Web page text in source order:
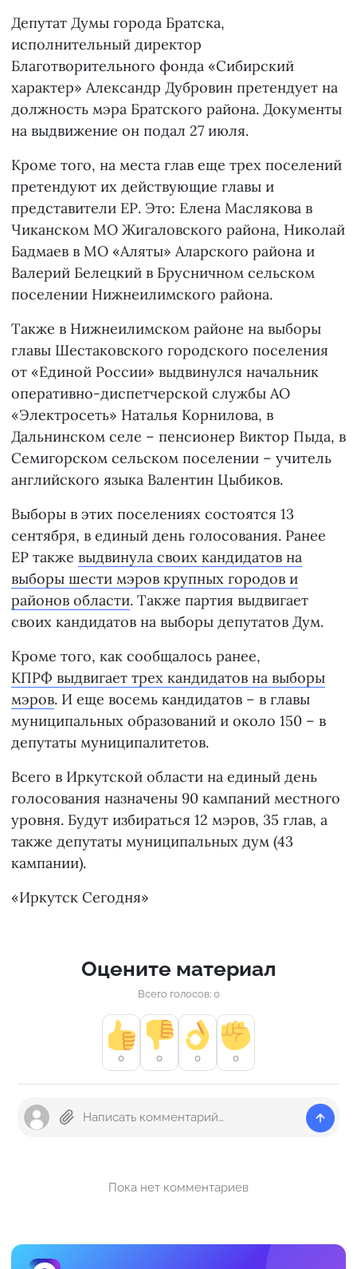
Депутат Думы города Братска,
исполнительный директор
Благотворительного фонда «Сибирский
характер» Александр Дубровин претендует на
должность мэра Братского района. Документы
на выдвижение он подал 27 июля.
Кроме того, на места глав еще трех поселений
претендуют их действующие главы и
представители ЕР. Это: Елена Маслякова в
Чиканском МО Жигаловского района, Николай
Бадмаев в МО «Аляты» Аларского района и
Валерий Белецкий в Брусничном сельском
поселении Нижнеилимского района.
Также в Нижнеилимском районе на выборы
главы Шестаковского городского поселения
от «Единой России» выдвинулся начальник
оперативно-диспетчерской службы АО
«Электросеть» Наталья Корнилова, в
Дальнинском селе – пенсионер Виктор Пыда, в
Семигорском сельском поселении – учитель
английского языка Валентин Цыбиков.
Выборы в этих поселениях состоятся 13
сентября, в единый день голосования. Ранее
ЕР также выдвинула своих кандидатов на
выборы шести мэров крупных городов и
районов области. Также партия выдвигает
своих кандидатов на выборы депутатов Дум.
Кроме того, как сообщалось ранее,
КПРФ выдвигает трех кандидатов на выборы
мэров. И еще восемь кандидатов – в главы
муниципальных образований и около 150 – в
депутаты муниципалитетов.
Всего в Иркутской области на единый день
голосования назначены 90 кампаний местного
уровня. Будут избираться 12 мэров, 35 глав, а
также депутаты муниципальных дум (43
кампании).
«Иркутск Сегодня»
Оцените материал
Всего голосов: 0
0 0 0 0
Пока нет комментариев